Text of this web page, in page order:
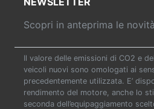
Scopri in anteprima le
Il valore delle emissioni di CO2 e
veicoli nuovi sono omologati ai
precedentemente utilizzata. E’
rendimento del motore, anche lo
seconda dell’equipaggiamento